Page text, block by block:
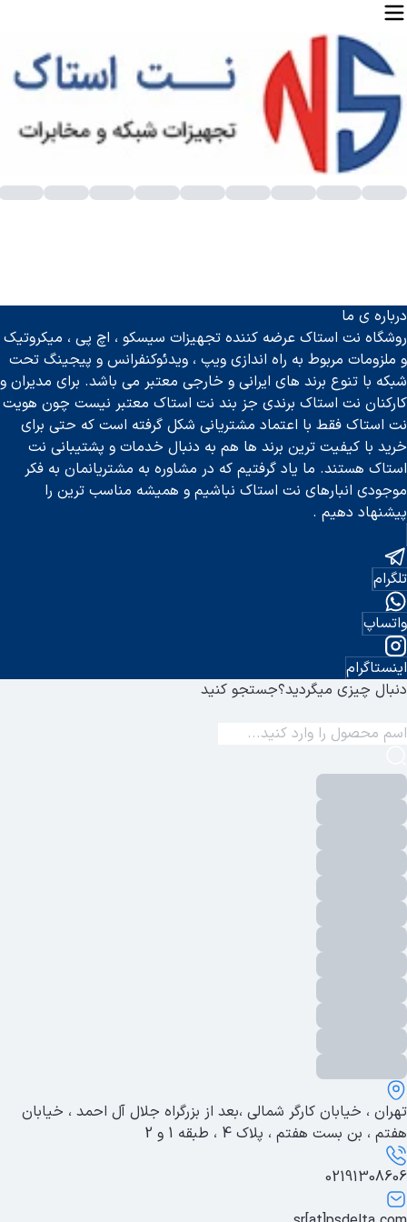
دسته بندی محصولات - فروشگاه نت استاک
درباره ی ما
روشگاه نت استاک عرضه کننده تجهیزات سیسکو ، اچ پی ، میکروتیک
و ملزومات مربوط به راه اندازی ویپ ، ویدئوکنفرانس و پیجینگ تحت
شبکه با تنوع برند های ایرانی و خارجی معتبر می باشد. برای مدیران و
کارکنان نت استاک برندی جز بند نت استاک معتبر نیست چون هویت
نت استاک فقط با اعتماد مشتریانی شکل گرفته است که حتی برای
خرید با کیفیت ترین برند ها هم به دنبال خدمات و پشتیبانی نت
استاک هستند. ما یاد گرفتیم که در مشاوره به مشتریانمان به فکر
موجودی انبارهای نت استاک نباشیم و همیشه مناسب ترین را
پیشنهاد دهیم .
تلگرام
واتساپ
اینستاگرام
دنبال چیزی میگردید؟جستجو کنید
تهران ، خیابان کارگر شمالی ،بعد از بزرگراه جلال آل احمد ، خیابان
هفتم ، بن بست هفتم ، پلاک 4 ، طبقه 1 و 2
02191308606